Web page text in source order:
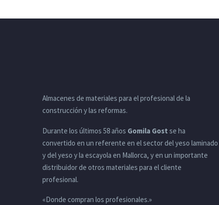
Almacenes de materiales para el profesional de la
construcción y las reformas.
Durante los últimos 58 años Gomila Gost se ha
convertido en un referente en el sector del yeso laminado
y del yeso y la escayola en Mallorca, y en un importante
distribuidor de otros materiales para el cliente
profesional.
«Donde compran los profesionales.»